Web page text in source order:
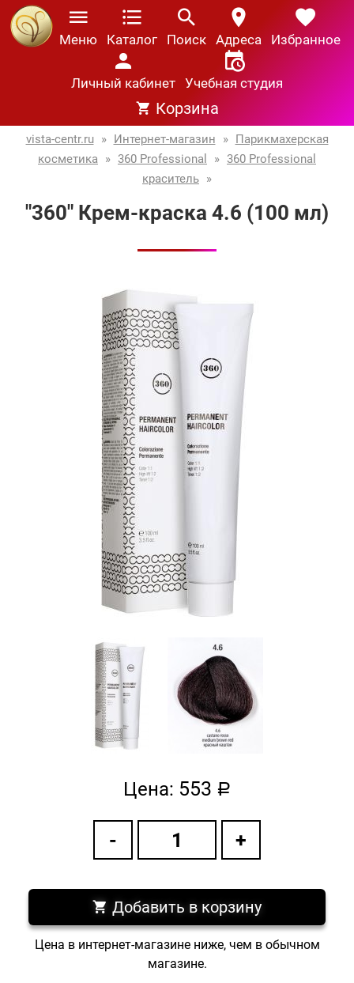
Меню Каталог Поиск Адреса Избранное
Личный кабинет Учебная студия
Корзина
vista-centr.ru » Интернет-магазин » Парикмахерская
косметика » 360 Professional » 360 Professional
краситель »
"360" Крем-краска 4.6 (100 мл)
Цена: 553 a
Добавить в корзину
Цена в интернет-магазине ниже, чем в обычном
магазине.